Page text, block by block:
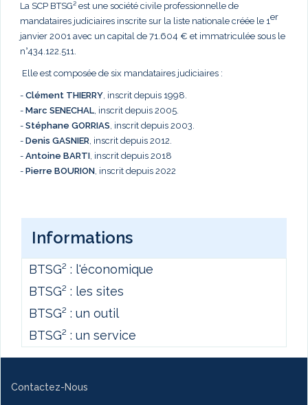
La SCP BTSG² est une société civile professionnelle de
mandataires judiciaires inscrite sur la liste nationale créée le 1er
janvier 2001 avec un capital de 71.604 € et immatriculée sous le
n°434.122.511.
Elle est composée de six mandataires judiciaires :
- Clément THIERRY, inscrit depuis 1998.
- Marc SENECHAL, inscrit depuis 2005.
- Stéphane GORRIAS, inscrit depuis 2003.
- Denis GASNIER, inscrit depuis 2012.
- Antoine BARTI, inscrit depuis 2018
- Pierre BOURION, inscrit depuis 2022
Informations
BTSG² : l'économique
BTSG² : les sites
BTSG² : un outil
BTSG² : un service
Contactez-Nous